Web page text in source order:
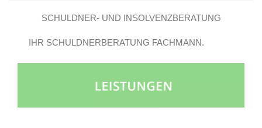
SCHULDNER- UND INSOLVENZBERATUNG
GROSSBEEREN E.V..
IHR SCHULDNERBERATUNG FACHMANN.